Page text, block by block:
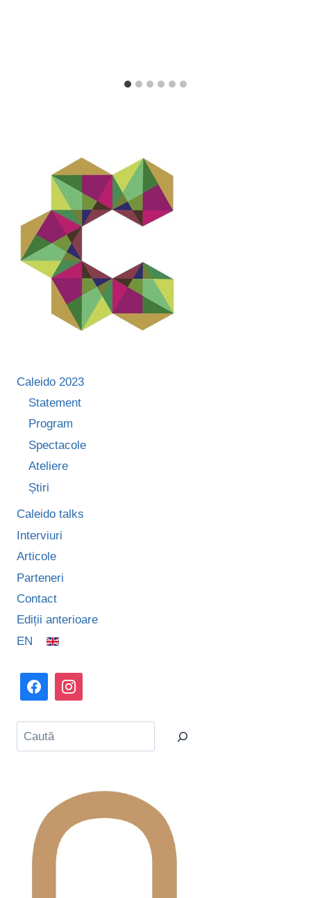
Caleido 2023
Statement
Program
Spectacole
Ateliere
Știri
Caleido talks
Interviuri
Articole
Parteneri
Contact
Ediții anterioare
EN
Caută